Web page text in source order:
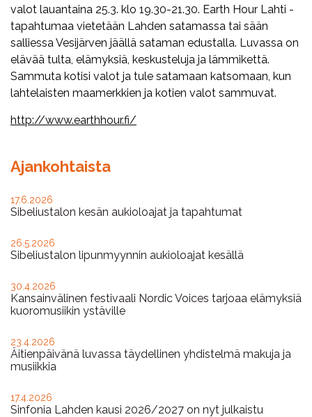
valot lauantaina 25.3. klo 19.30-21.30. Earth Hour Lahti -
tapahtumaa vietetään Lahden satamassa tai sään
salliessa Vesijärven jäällä sataman edustalla. Luvassa on
elävää tulta, elämyksiä, keskusteluja ja lämmikettä.
Sammuta kotisi valot ja tule satamaan katsomaan, kun
lahtelaisten maamerkkien ja kotien valot sammuvat.
http://www.earthhour.fi/
Ajankohtaista
17.6.2026
Sibeliustalon kesän aukioloajat ja tapahtumat
26.5.2026
Sibeliustalon lipunmyynnin aukioloajat kesällä
30.4.2026
Kansainvälinen festivaali Nordic Voices tarjoaa elämyksiä
kuoromusiikin ystäville
23.4.2026
Äitienpäivänä luvassa täydellinen yhdistelmä makuja ja
musiikkia
17.4.2026
Sinfonia Lahden kausi 2026/2027 on nyt julkaistu